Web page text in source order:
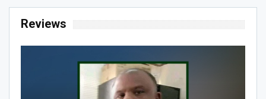
Reviews